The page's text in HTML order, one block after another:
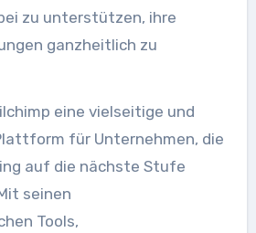
zu unterstützen, ihre
ganzheitlich zu
eine vielseitige und
für Unternehmen, die
auf die nächste Stufe
seinen
Tools,